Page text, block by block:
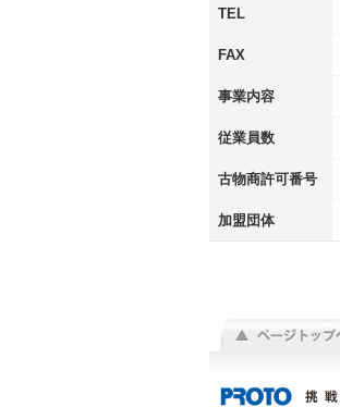
TEL
FAX
事業内容
従業員数
古物商許可番号
加盟団体